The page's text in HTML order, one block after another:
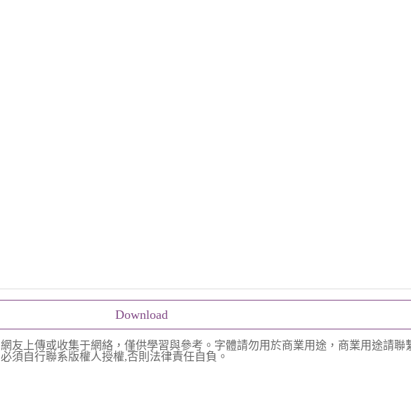
Download
友上傳或收集于網絡，僅供學習與參考。字體請勿用於商業用途，商業用途請聯
須自行聯系版權人授權,否則法律責任自負。